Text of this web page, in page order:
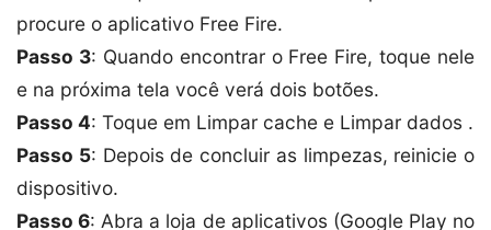
procure o aplicativo Free Fire.
Passo 3: Quando encontrar o Free Fire, toque nele
e na próxima tela você verá dois botões.
Passo 4: Toque em Limpar cache e Limpar dados .
Passo 5: Depois de concluir as limpezas, reinicie o
dispositivo.
Passo 6: Abra a loja de aplicativos (Google Play no